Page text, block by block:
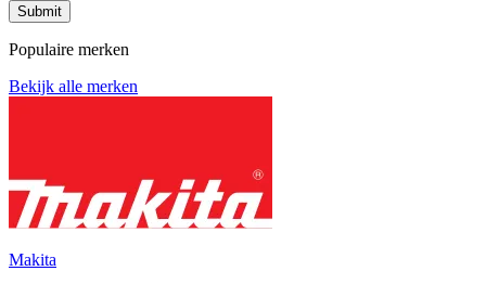
Submit
Populaire merken
Bekijk alle merken
Makita